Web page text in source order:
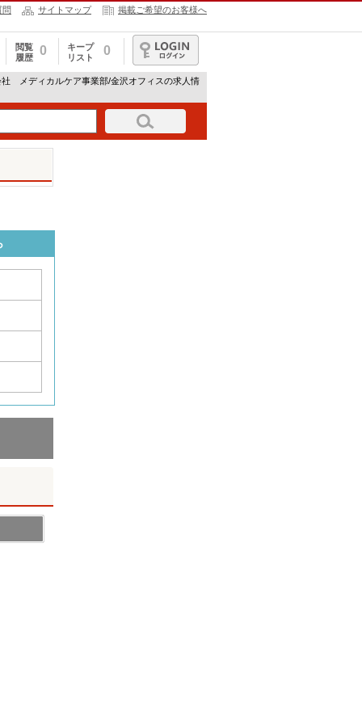
問 サイトマップ 掲載ご希望のお客様へ
閲覧
履歴
0
キープ
リスト
0
ログイン
メディカルケア事業部/金沢オフィスの求人情